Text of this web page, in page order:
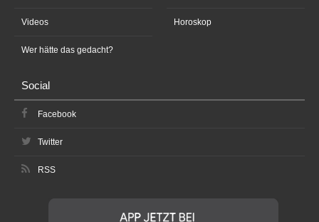
Videos
Wer hätte das gedacht?
Horoskop
Social
Facebook
Twitter
RSS